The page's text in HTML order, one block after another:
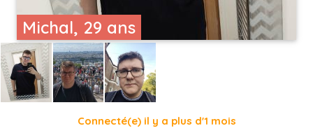
Michal, 29 ans
Connecté(e) il y a plus d'1 mois